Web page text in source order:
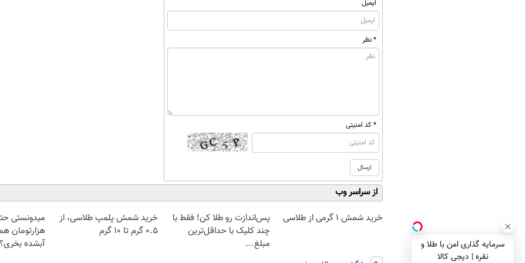
ایمیل
* نظر
* کد امنیتی
از سراسر وب
خرید شمش 1 گرمی از طلاسی
پس‌اندازت رو طلا کن! فقط با
چند کلیک با حداقل‌ترین
مبلغ...
خرید شمش پلمپ طلاسی، از
۰.۵ گرم تا ۱۰ گرم
هزارتومان
آبشده بخری؟
سرمایه گذاری امن با طلا و
نقره | دیجی کالا